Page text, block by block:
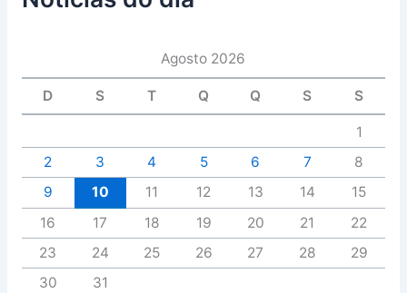
Agosto 2026
D S T Q Q S S
1
2
3 4 5 6 7
8
9
10 11 12 13 14
15
16
17 18 19 20 21
22
23
24 25 26 27 28
29
30
31